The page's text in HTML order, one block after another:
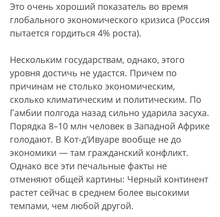
Это очень хороший показатель во время
глобального экономического кризиса (Россия
пытается гордиться 4% роста).
Нескольким государствам, однако, этого
уровня достичь не удастся. Причем по
причинам не столько экономическим,
сколько климатическим и политическим. По
Гамбии полгода назад сильно ударила засуха.
Порядка 8–10 млн человек в Западной Африке
голодают. В Кот-д’Ивуаре вообще не до
экономики — там гражданский конфликт.
Однако все эти печальные факты не
отменяют общей картины: Черный континент
растет сейчас в среднем более высокими
темпами, чем любой другой.